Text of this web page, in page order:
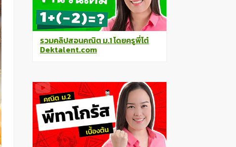
รวมคลิปสอนคณิต ม.1 โดยครูพี่โต๋
Dektalent.com